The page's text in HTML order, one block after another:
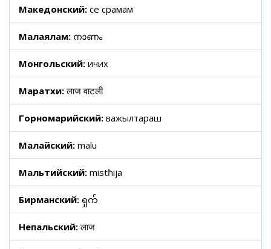
Македонский: се срамам
Малаялам: നാണം
Монгольский: ичих
Маратхи:लाज वाटली
Горномарийский: важылтараш
Малайский: malu
Мальтийский: mistħija
Бирманский: ရှက်
Непальский:लाज